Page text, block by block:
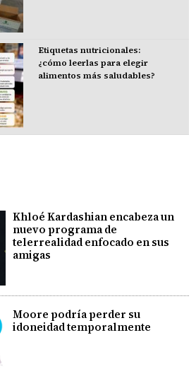
Etiquetas nutricionales:
¿cómo leerlas para elegir
alimentos más saludables?
Khloé Kardashian encabeza un
nuevo programa de
telerrealidad enfocado en sus
amigas
Moore podría perder su
idoneidad temporalmente